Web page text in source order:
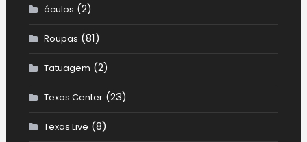
óculos (2)
Roupas (81)
Tatuagem (2)
Texas Center(23)
Texas Live (8)